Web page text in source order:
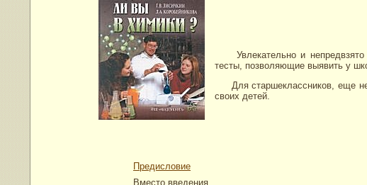
Увлекательно и непредвзято
тесты, позволяющие выявить у
Для старшеклассников, еще не
своих детей.
Предисловие
Вместо введения